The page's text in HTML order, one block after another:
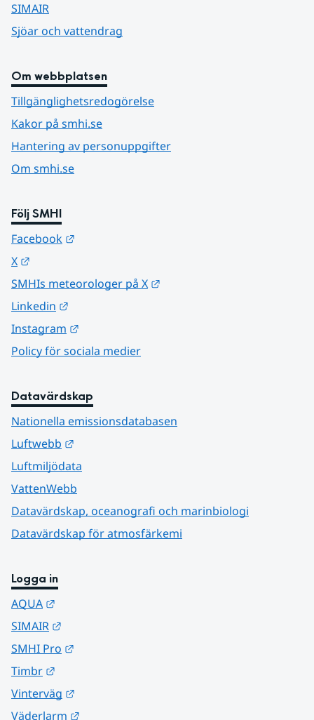
SIMAIR
Sjöar och vattendrag
Om webbplatsen
Tillgänglighetsredogörelse
Kakor på smhi.se
Hantering av personuppgifter
Om smhi.se
Följ SMHI
Facebook
X
SMHIs meteorologer på X
Linkedin
Instagram
Policy för sociala medier
Datavärdskap
Nationella emissionsdatabasen
Luftwebb
Luftmiljödata
VattenWebb
Datavärdskap, oceanografi och marinbiologi
Datavärdskap för atmosfärkemi
Logga in
AQUA
SIMAIR
SMHI Pro
Timbr
Vinterväg
Väderlarm